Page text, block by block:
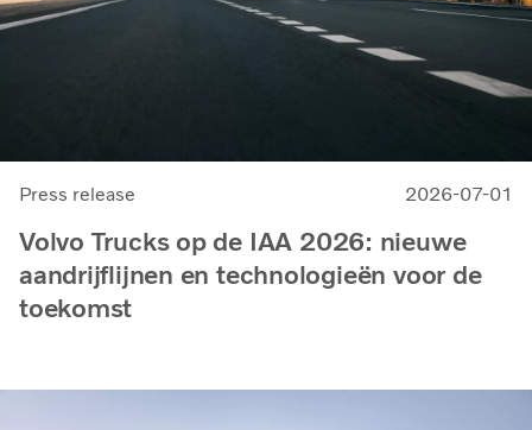
Press release 2026-07-01
Volvo Trucks op de IAA 2026: nieuwe
aandrijflijnen en technologieën voor de
toekomst